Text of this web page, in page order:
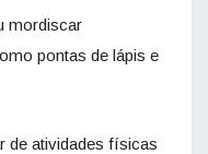
mordiscar
pontas de lápis e
de atividades físicas